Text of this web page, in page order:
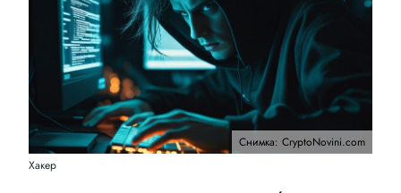
Снимка: CryptoNovini.com
Хакер